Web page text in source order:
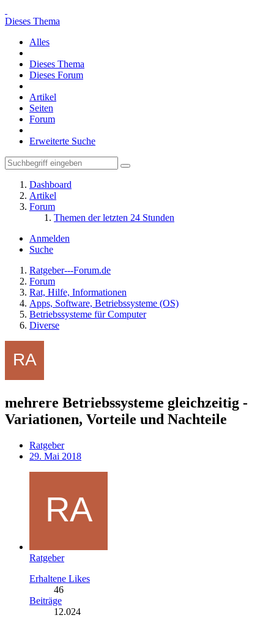
Dieses Thema
Alles
Dieses Thema
Dieses Forum
Artikel
Seiten
Forum
Erweiterte Suche
Dashboard
Artikel
Forum
Themen der letzten 24 Stunden
Anmelden
Suche
Ratgeber---Forum.de
Forum
Rat, Hilfe, Informationen
Apps, Software, Betriebssysteme (OS)
Betriebssysteme für Computer
Diverse
mehrere Betriebssysteme gleichzeitig -
Variationen, Vorteile und Nachteile
Ratgeber
29. Mai 2018
Ratgeber
Erhaltene Likes
46
Beiträge
12.024